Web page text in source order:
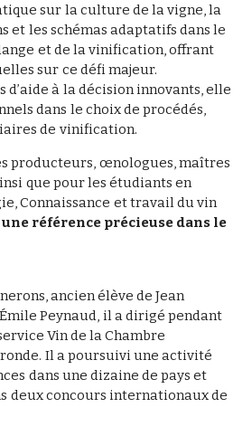
sur la culture de la vigne, la
et les schémas adaptatifs dans le
et de la vinification, offrant
sur ce défi majeur.
d’aide à la décision innovants, elle
dans le choix de procédés,
de vinification.
producteurs, œnologues, maîtres
que pour les étudiants en
Connaissance et travail du vin
une référence précieuse dans le
ancien élève de Jean
Peynaud, il a dirigé pendant
Vin de la Chambre
Il a poursuivi une activité
dans une dizaine de pays et
deux concours internationaux de